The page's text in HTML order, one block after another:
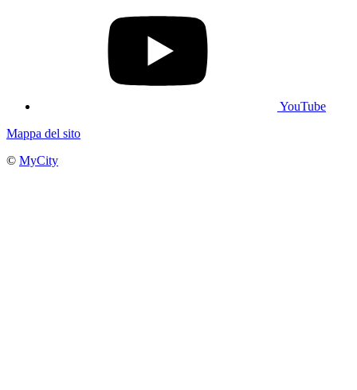
YouTube
Mappa del sito
© MyCity